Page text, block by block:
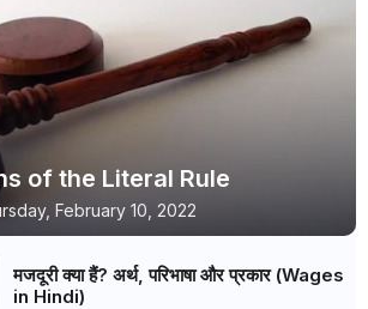
of the Literal Rule
February 10, 2022
मजदूरी क्या हैं? अर्थ, परिभाषा और प्रकार (Wages
in Hindi)